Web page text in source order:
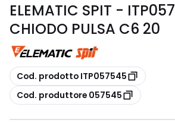
ELEMATIC SPIT -
CHIODO PULSA C6 20
copia
Cod. prodotto ITP057545
copia
Cod. produttore 057545